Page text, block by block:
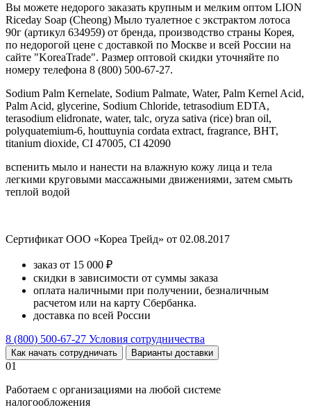
Вы можете недорого заказать крупным и мелким оптом LION
Riceday Soap (Cheong) Мыло туалетное с экстрактом лотоса
90г (артикул 634959) от бренда, производство страны Корея,
по недорогой цене с доставкой по Москве и всей России на
сайте "KoreaTrade". Размер оптовой скидки уточняйте по
номеру телефона 8 (800) 500-67-27.
Sodium Palm Kernelate, Sodium Palmate, Water, Palm Kernel Acid,
Palm Acid, glycerine, Sodium Chloride, tetrasodium EDTA,
terasodium elidronate, water, talc, oryza sativa (rice) bran oil,
polyquatemium-6, houttuynia cordata extract, fragrance, BHT,
titanium dioxide, CI 47005, CI 42090
вспенить мыло и нанести на влажную кожу лица и тела
легкими круговыми массажными движениями, затем смыть
теплой водой
Сертификат ООО «Кореа Трейд» от 02.08.2017
заказ от 15 000 ₽
скидки в зависимости от суммы заказа
оплата наличными при получении, безналичным
расчетом или на карту Сбербанка.
доставка по всей России
8 (800) 500-67-27 Условия сотрудничества
Как начать сотрудничать Варианты доставки
01
Работаем с организациями на любой системе
налогообложения